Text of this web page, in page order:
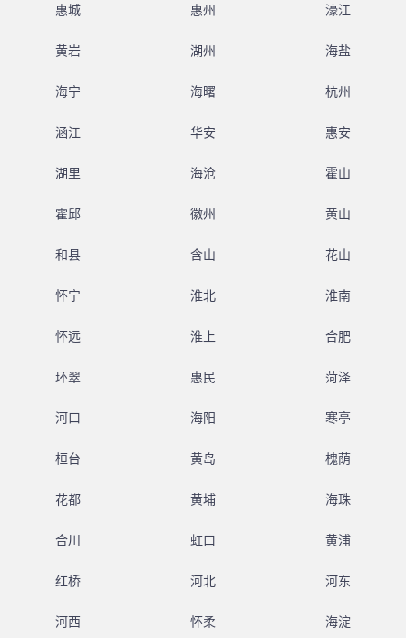
惠城 惠州 濠江
黄岩 湖州 海盐
海宁 海曙 杭州
涵江 华安 惠安
湖里 海沧 霍山
霍邱 徽州 黄山
和县 含山 花山
怀宁 淮北 淮南
怀远 淮上 合肥
环翠 惠民 菏泽
河口 海阳 寒亭
桓台 黄岛 槐荫
花都 黄埔 海珠
合川 虹口 黄浦
红桥 河北 河东
河西 怀柔 海淀